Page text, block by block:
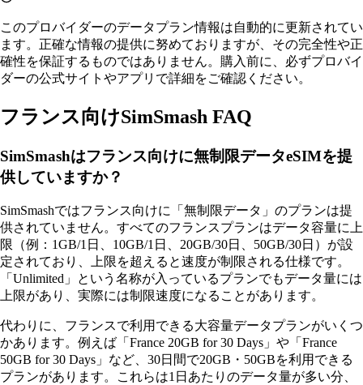
このプロバイダーのデータプラン情報は自動的に更新されてい
ます。正確な情報の提供に努めておりますが、その完全性や正
確性を保証するものではありません。購入前に、必ずプロバイ
ダーの公式サイトやアプリで詳細をご確認ください。
フランス向けSimSmash FAQ
SimSmashはフランス向けに無制限データeSIMを提
供していますか？
SimSmashではフランス向けに「無制限データ」のプランは提
供されていません。すべてのフランスプランはデータ容量に上
限（例：1GB/1日、10GB/1日、20GB/30日、50GB/30日）が設
定されており、上限を超えると速度が制限される仕様です。
「Unlimited」という名称が入っているプランでもデータ量には
上限があり、実際には制限速度になることがあります。
代わりに、フランスで利用できる大容量データプランがいくつ
かあります。例えば「France 20GB for 30 Days」や「France
50GB for 30 Days」など、30日間で20GB・50GBを利用できる
プランがあります。これらは1日あたりのデータ量が多い分、